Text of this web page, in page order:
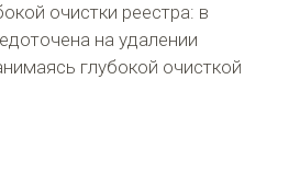
очистки реестра: в
на удалении
глубокой очисткой